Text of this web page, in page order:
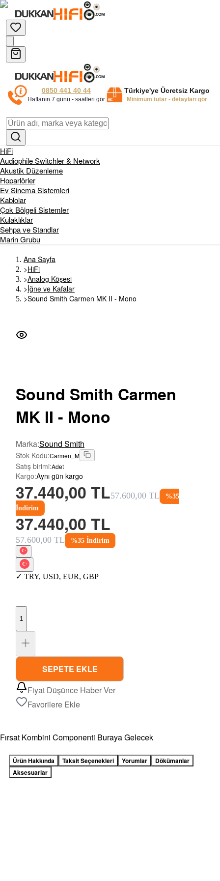
0850 441 40 44
Haftanın 7 günü - saatleri gör
Türkiye'ye Ücretsiz Kargo
Minimum tutar - detayları gör
HiFi
Audiophile Switchler & Network
Akustik Düzenleme
Hoparlörler
Ev Sinema Sistemleri
Kablolar
Çok Bölgeli Sistemler
Kulaklıklar
Sehpa ve Standlar
Marin Grubu
Ana Sayfa
>HiFi
>Analog Köşesi
>İğne ve Kafalar
>Sound Smith Carmen MK II - Mono
Sound Smith Carmen
MK II - Mono
Marka:Sound Smith
Stok Kodu:Carmen_M
Satış birimi:Adet
Kargo:Aynı gün kargo
37.440,00 TL57.600,00 TL %35
İndirim
37.440,00 TL
57.600,00 TL %35 İndirim
✓ TRY, USD, EUR, GBP
1
SEPETE EKLE
Fiyat Düşünce Haber Ver
Favorilere Ekle
Fırsat Kombini Componenti Buraya Gelecek
Ürün Hakkında Taksit Seçenekleri Yorumlar
Dökümanlar
Aksesuarlar